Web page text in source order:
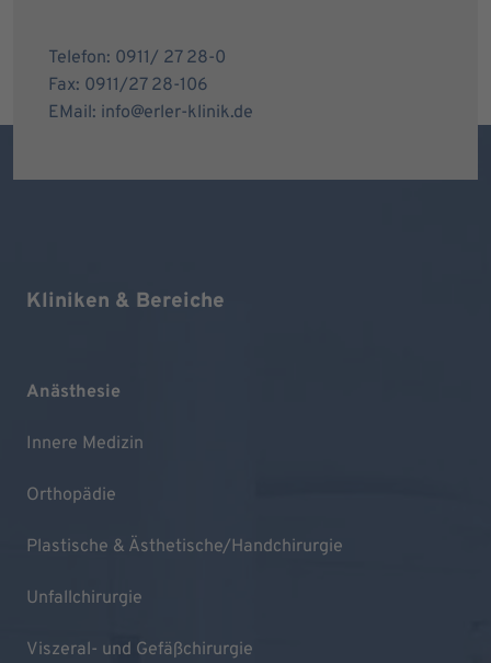
Telefon: 0911/ 27 28-0
Fax: 0911/27 28-106
EMail: info@erler-klinik.de
Kliniken & Bereiche
Anästhesie
Innere Medizin
Orthopädie
Plastische & Ästhetische/Handchirurgie
Unfallchirurgie
Viszeral- und Gefäßchirurgie